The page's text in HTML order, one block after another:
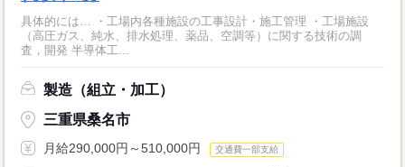
具体的には… ・工場内各種施設の工事設計・施工管理 ・工場施設
（高圧ガス、純水、排水処理、薬品、空調等）に関する技術の調
査，開発 半導体工...
製造（組立・加工）
三重県桑名市
月給290,000円～510,000円 交通費一部支給